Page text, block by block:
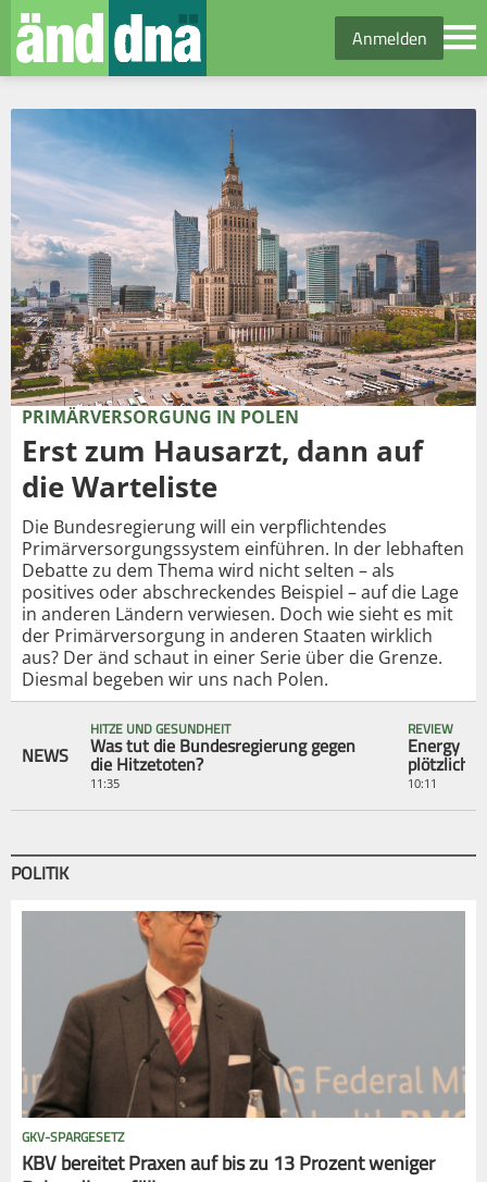
Anmelden
PRIMÄRVERSORGUNG IN POLEN
Erst zum Hausarzt, dann auf
die Warteliste
Die Bundesregierung will ein verpflichtendes
Primärversorgungssystem einführen. In der lebhaften
Debatte zu dem Thema wird nicht selten – als
positives oder abschreckendes Beispiel – auf die Lage
in anderen Ländern verwiesen. Doch wie sieht es mit
der Primärversorgung in anderen Staaten wirklich
aus? Der änd schaut in einer Serie über die Grenze.
Diesmal begeben wir uns nach Polen.
NEWS
HITZE UND GESUNDHEIT
Was tut die Bundesregierung gegen
die Hitzetoten?
11:35
REVIEW
Energy
10:11
POLITIK
GKV-SPARGESETZ
KBV bereitet Praxen auf bis zu 13 Prozent weniger